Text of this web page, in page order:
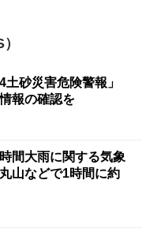
土砂災害危険警報」
報の確認を
間大雨に関する気象
山などで1時間に約